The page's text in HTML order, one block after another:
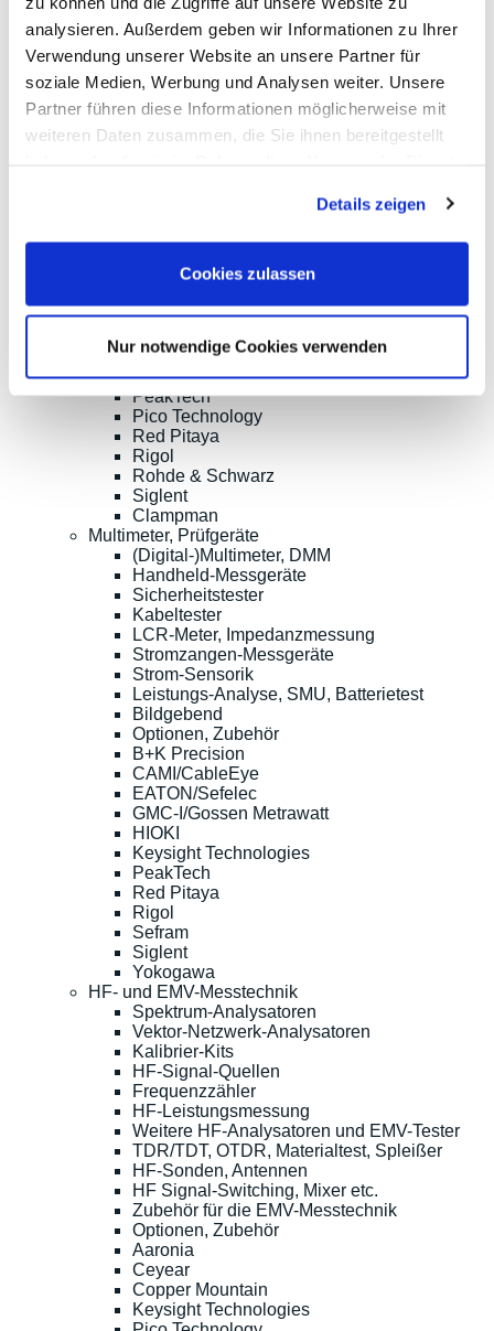
analysieren. Außerdem geben wir Informationen zu Ihrer
Verwendung unserer Website an unsere Partner für
soziale Medien, Werbung und Analysen weiter. Unsere
Partner führen diese Informationen möglicherweise mit
weiteren Daten zusammen, die Sie ihnen bereitgestellt
Details zeigen
Cookies zulassen
Nur notwendige Cookies verwenden
* Alle Preise inkl. MwSt. |
Shopsoftware CosmoShop
Produkte
Oszilloskope, Logik-Analyse
Tisch-Oszilloskope mit Display
Modular-Oszilloskope, USB, LAN, SoC
Oszilloskope bis 500MHz
Logik-Analyse, Mixed-Signal
Oszilloskop-Tastköpfe
Cleverscope
Digilent
Keysight Technologies
Micsig
PeakTech
Pico Technology
Red Pitaya
Rigol
Rohde & Schwarz
Siglent
Clampman
Multimeter, Prüfgeräte
(Digital-)Multimeter, DMM
Handheld-Messgeräte
Sicherheitstester
Kabeltester
LCR-Meter, Impedanzmessung
Stromzangen-Messgeräte
Strom-Sensorik
Leistungs-Analyse, SMU, Batterietest
Bildgebend
Optionen, Zubehör
B+K Precision
CAMI/CableEye
EATON/Sefelec
GMC-I/Gossen Metrawatt
HIOKI
Keysight Technologies
PeakTech
Red Pitaya
Rigol
Sefram
Siglent
Yokogawa
HF- und EMV-Messtechnik
Spektrum-Analysatoren
Vektor-Netzwerk-Analysatoren
Kalibrier-Kits
HF-Signal-Quellen
Frequenzzähler
HF-Leistungsmessung
Weitere HF-Analysatoren und EMV-Tester
TDR/TDT, OTDR, Materialtest, Spleißer
HF-Sonden, Antennen
HF Signal-Switching, Mixer etc.
Zubehör für die EMV-Messtechnik
Optionen, Zubehör
Aaronia
Ceyear
Copper Mountain
Keysight Technologies